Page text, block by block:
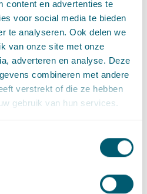
content en advertenties te
voor social media te bieden
te analyseren. Ook delen we
van onze site met onze
adverteren en analyse. Deze
combineren met andere
verstrekt of die ze hebben
gebruik van hun services.
ook de volgende vragen te stellen:
dat de verwerking van
van persoonsgegevens inbreuk
rechten van de
dient mede gelet op de ernst
achterwege te
evenredig met het
minder nadelige manier dan
kunnen worden